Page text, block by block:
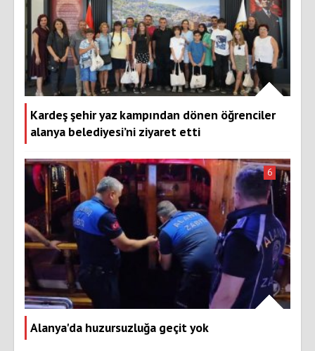
Kardeş şehir yaz kampından dönen öğrenciler
alanya belediyesi’ni ziyaret etti
Alanya'da huzursuzluğa geçit yok
6